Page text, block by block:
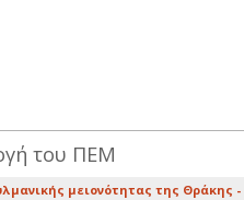
του ΠΕΜ
μειονότητας της Θράκης -